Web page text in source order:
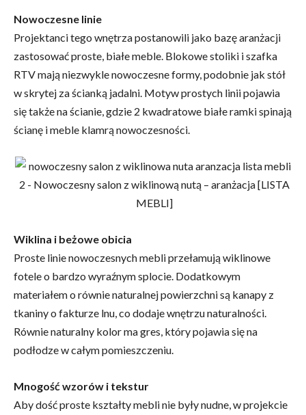
Nowoczesne linie
Projektanci tego wnętrza postanowili jako bazę aranżacji
zastosować proste, białe meble. Blokowe stoliki i szafka
RTV mają niezwykle nowoczesne formy, podobnie jak stół
w skrytej za ścianką jadalni. Motyw prostych linii pojawia
się także na ścianie, gdzie 2 kwadratowe białe ramki spinają
ścianę i meble klamrą nowoczesności.
Wiklina i beżowe obicia
Proste linie nowoczesnych mebli przełamują wiklinowe
fotele o bardzo wyraźnym splocie. Dodatkowym
materiałem o równie naturalnej powierzchni są kanapy z
tkaniny o fakturze lnu, co dodaje wnętrzu naturalności.
Równie naturalny kolor ma gres, który pojawia się na
podłodze w całym pomieszczeniu.
Mnogość wzorów i tekstur
Aby dość proste kształty mebli nie były nudne, w projekcie